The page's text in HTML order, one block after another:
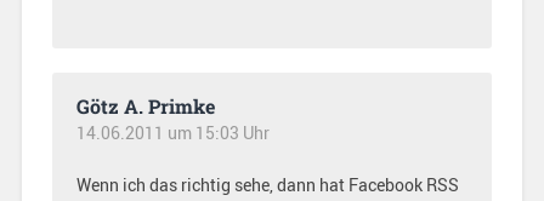
Götz A. Primke
14.06.2011 um 15:03 Uhr
Wenn ich das richtig sehe, dann hat Facebook RSS